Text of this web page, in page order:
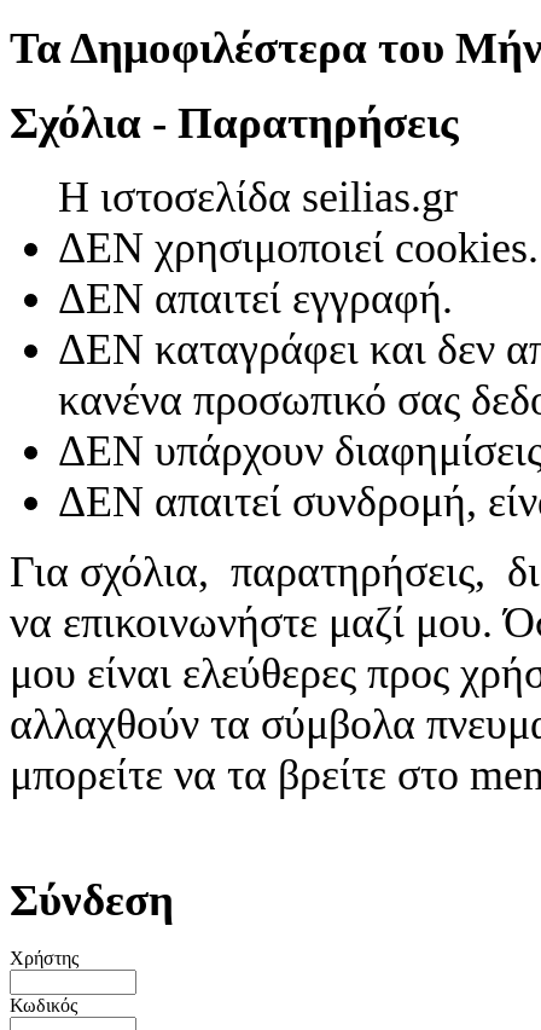
Τα Δημοφιλέστερα του
Σχόλια - Παρατηρήσεις
Η ιστοσελίδα seilias.gr
ΔΕΝ χρησιμοποιεί cookies.
ΔΕΝ απαιτεί εγγραφή.
ΔΕΝ καταγράφει και δεν
κανένα προσωπικό σας
ΔΕΝ υπάρχουν
ΔΕΝ απαιτεί συνδρομή,
Για σχόλια, παρατηρήσεις,
να επικοινωνήστε μαζί μου.
μου είναι ελεύθερες προς
αλλαχθούν τα σύμβολα
μπορείτε να τα βρείτε στο
Σύνδεση
Χρήστης
Κωδικός